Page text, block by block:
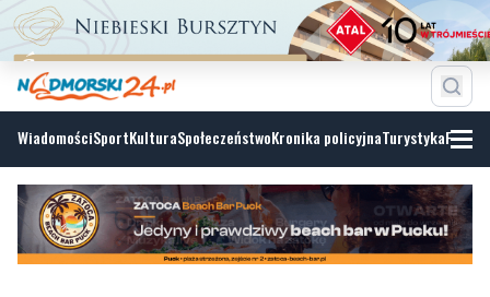
WiadomościSportKulturaSpołeczeństwoKronika policyjnaTurystyka
Filharmonia Kaszubska w